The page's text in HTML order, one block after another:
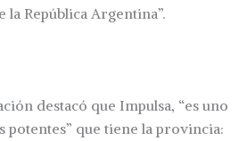
la República Argentina”.
destacó que Impulsa, “es uno
potentes” que tiene la provincia: